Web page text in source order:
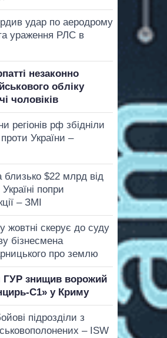
удар по аеродрому
ураження РЛС в
незаконно
обліку
чоловіків
регіонів рф збідніли
України –
$22 млрд від
попри
– ЗМІ
жовтні скерує до суду
бізнесмена
про землю
ГУР знищив ворожий
С1» у Криму
підрозділи з
– ISW